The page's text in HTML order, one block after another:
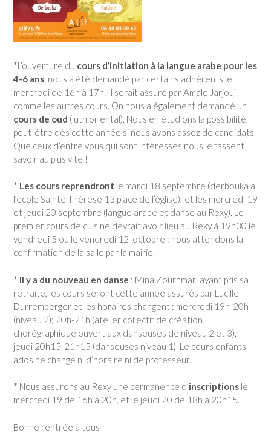
*L’ouverture du cours d’initiation à la langue arabe pour les
4-6 ans nous a été demandé par certains adhérents le
mercredi de 16h à 17h. Il serait assuré par Amale Jarjoui
comme les autres cours. On nous a également demandé un
cours de oud (luth oriental). Nous en étudions la possibilité,
peut-être dès cette année si nous avons assez de candidats.
Que ceux d’entre vous qui sont intéressés nous le fassent
savoir au plus vite !
* Les cours reprendront le mardi 18 septembre (derbouka à
l’école Sainte Thérèse 13 place de l’église); et les mercredi 19
et jeudi 20 septembre (langue arabe et danse au Rexy). Le
premier cours de cuisine devrait avoir lieu au Rexy à 19h30 le
vendredi 5 ou le vendredi 12 octobre : nous attendons la
confirmation de la salle par la mairie.
* Il y a du nouveau en danse : Mina Zourhmari ayant pris sa
retraite, les cours seront cette année assurés par Lucille
Durremberger et les horaires changent : mercredi 19h-20h
(niveau 2); 20h-21h (atelier collectif de création
chorégraphique ouvert aux danseuses de niveau 2 et 3);
jeudi 20h15-21h15 (danseuses niveau 1). Le cours enfants-
ados ne change ni d’horaire ni de professeur.
* Nous assurons au Rexy une permanence d’inscriptions le
mercredi 19 de 16h à 20h, et le jeudi 20 de 18h à 20h15.
Bonne rentrée à tous